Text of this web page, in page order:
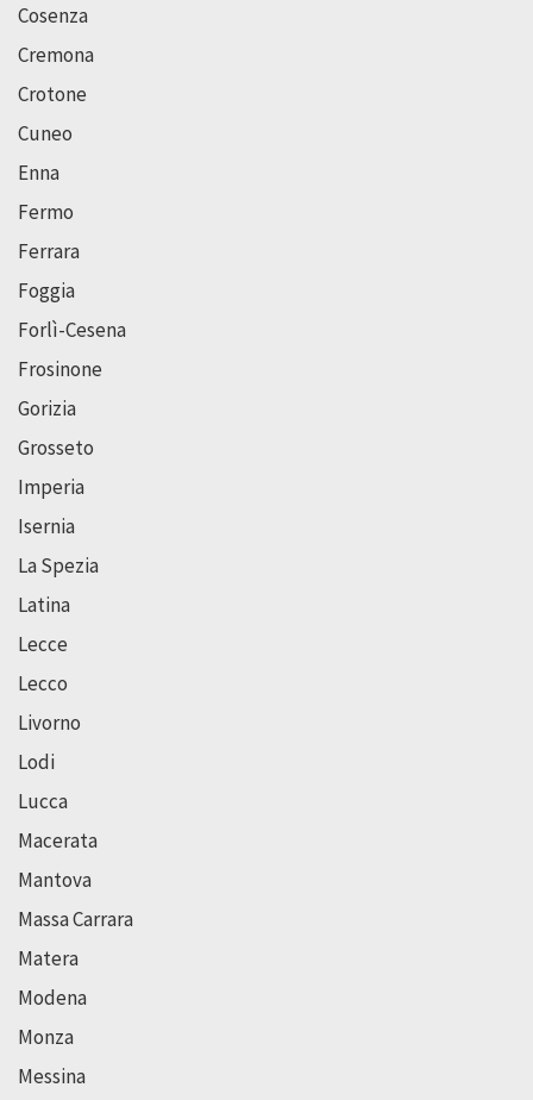
Cosenza
Cremona
Crotone
Cuneo
Enna
Fermo
Ferrara
Foggia
Forlì-Cesena
Frosinone
Gorizia
Grosseto
Imperia
Isernia
La Spezia
Latina
Lecce
Lecco
Livorno
Lodi
Lucca
Macerata
Mantova
Massa Carrara
Matera
Modena
Monza
Messina